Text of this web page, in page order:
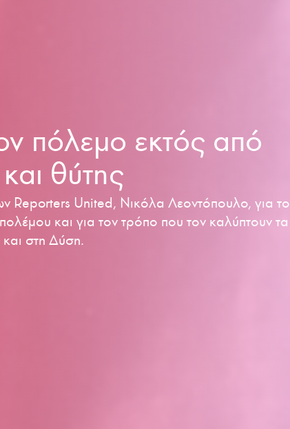
πόλεμο εκτός από
θύτης
Reporters United, Νικόλα Λεοντόπουλο, για το
και για τον τρόπο που τον καλύπτουν τα
στη Δύση.